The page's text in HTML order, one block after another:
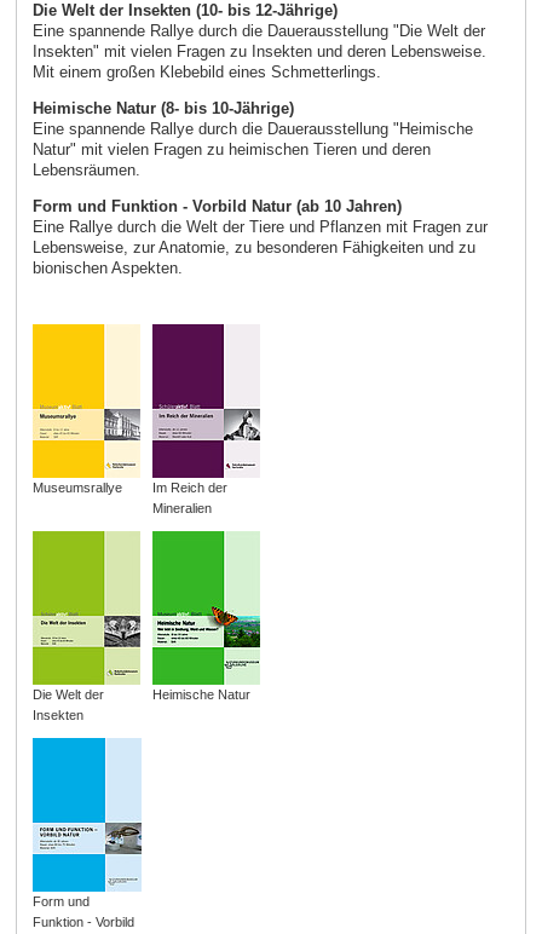
Die Welt der Insekten (10- bis 12-Jährige)
Eine spannende Rallye durch die Dauerausstellung "Die Welt der
Insekten" mit vielen Fragen zu Insekten und deren Lebensweise.
Mit einem großen Klebebild eines Schmetterlings.
Heimische Natur (8- bis 10-Jährige)
Eine spannende Rallye durch die Dauerausstellung "Heimische
Natur" mit vielen Fragen zu heimischen Tieren und deren
Lebensräumen.
Form und Funktion - Vorbild Natur (ab 10 Jahren)
Eine Rallye durch die Welt der Tiere und Pflanzen mit Fragen zur
Lebensweise, zur Anatomie, zu besonderen Fähigkeiten und zu
bionischen Aspekten.
Museumsrallye
Im Reich der
Mineralien
Die Welt der
Insekten
Heimische Natur
Form und
Funktion - Vorbild